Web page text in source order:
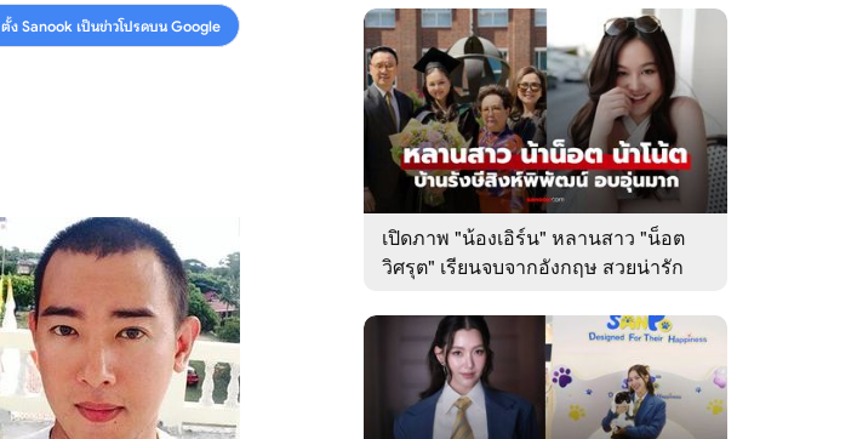
ตั้ง Sanook เป็นข่าวโปรดบน Google
เปิดภาพ "น้องเอิร์น" หลานสาว "น็อต
วิศรุต" เรียนจบจากอังกฤษ สวยน่ารัก